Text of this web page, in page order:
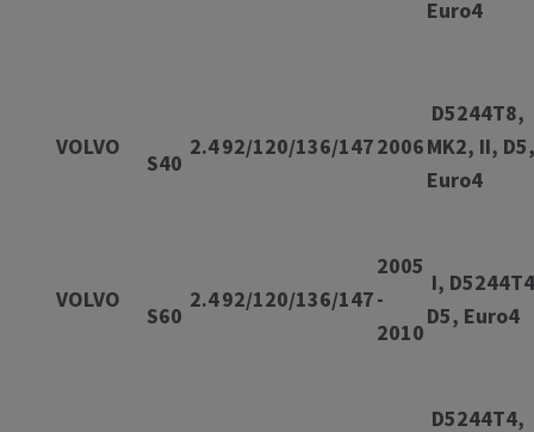
VOLVO
S40
2.492/120/136/1472006
D5244T8,
MK2, II,
VOLVO
S60
2.492/120/136/147
2005
-
2010
I,
D5,
D5244T4,